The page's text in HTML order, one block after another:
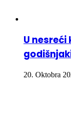
U
20. Oktobra